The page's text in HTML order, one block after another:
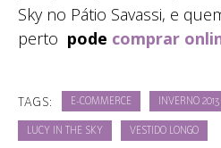
Sky no Pátio Savassi, e
perto pode comprar
TAGS: E-COMMERCE INVERNO 2013
LUCY IN THE SKY VESTIDO LONGO